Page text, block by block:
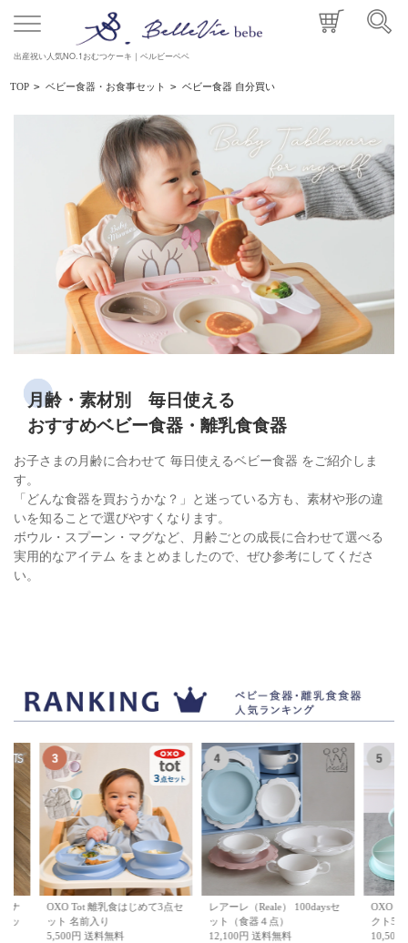
出産祝い人気NO.1おむつケーキ｜ベルビーベベ
TOP > ベビー食器・お食事セット > ベビー食器 自分買い
月齢・素材別 毎日使える
おすすめベビー食器・離乳食食器
お子さまの月齢に合わせて 毎日使えるベビー食器 をご紹介しま
す。
「どんな食器を買おうかな？」と迷っている方も、素材や形の違
いを知ることで選びやすくなります。
ボウル・スプーン・マグなど、月齢ごとの成長に合わせて選べる
実用的なアイテム をまとめましたので、ぜひ参考にしてくださ
い。
OXO Tot 離乳食はじめて3点セ
ット 名前入り
5,500円 送料無料
レアーレ（Reale） 100daysセ
ット（食器４点）
12,100円 送料無料
OXO Tot ベ
クト5点セッ
10,500円 送